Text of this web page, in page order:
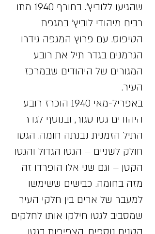
שהגיעו ללוביץ'. בחורף 1940 מתו
רבים מיהודי לוביץ' במגפת
הטיפוס. עם פרוץ המגפה גידרו
הגרמנים בגדר תיל את רובע
המגורים של היהודים שבמרכז
העיר.
באפריל-מאי 1940 הוכרז רובע
היהודים גטו סגור, ובנוסף לגדר
התיל הזמנית נבנתה חומה. הגטו
חולק לשניים – הגטו הגדול והגטו
הקטן – וגם שני אלו הופרדו זה
מזה בחומה. כבישים ששימשו
למעבר של ארים בין חלקי העיר
שמסביב לגטו חילקו אותו לחלקים